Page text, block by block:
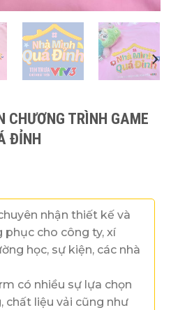
CHƯƠNG TRÌNH GAME
ĐỈNH
nhận thiết kế và
phục cho công ty, xí
học, sự kiện, các nhà
có nhiều sự lựa chọn
chất liệu vải cũng như